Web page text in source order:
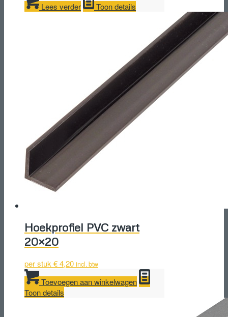
Lees verder Toon details
Hoekprofiel PVC zwart
20×20
per stuk €4,20 incl. btw
Toevoegen aan winkelwagen
Toon details